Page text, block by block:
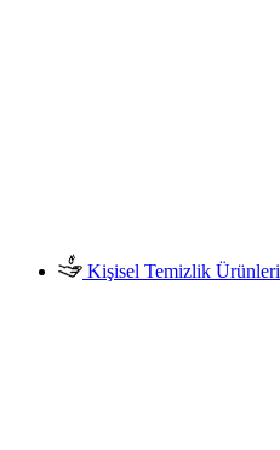
Kişisel Temizlik Ürünleri